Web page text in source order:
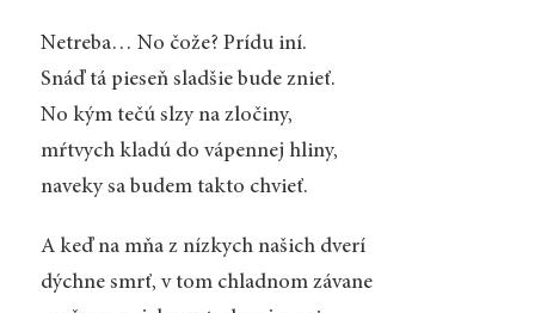
Netreba… No čože? Prídu iní.
Snáď tá pieseň sladšie bude znieť.
No kým tečú slzy na zločiny,
mŕtvych kladú do vápennej hliny,
naveky sa budem takto chvieť.
A keď na mňa z nízkych našich dverí
dýchne smrť, v tom chladnom závane